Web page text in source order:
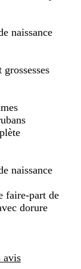
naissance
grossesses
naissance
faire-part de
dorure
avis